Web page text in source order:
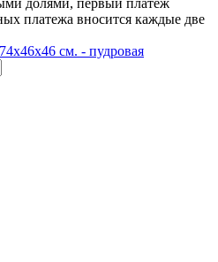
долями, первый платеж
платежа вносится каждые две
см. - пудровая